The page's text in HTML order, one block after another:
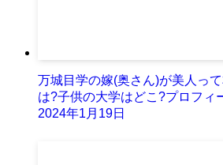
万城目学の嫁(奥さん)が美人っ
は?子供の大学はどこ?プロフィ
2024年1月19日